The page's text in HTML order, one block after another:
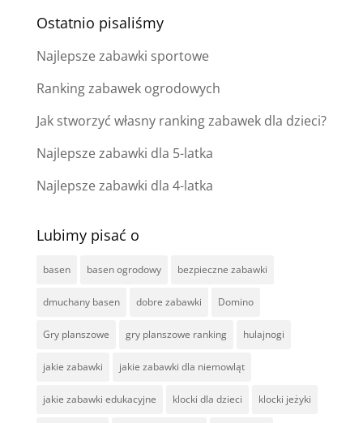
Ostatnio pisaliśmy
Najlepsze zabawki sportowe
Ranking zabawek ogrodowych
Jak stworzyć własny ranking zabawek dla dzieci?
Najlepsze zabawki dla 5-latka
Najlepsze zabawki dla 4-latka
Lubimy pisać o
basen basen ogrodowy bezpieczne zabawki
dmuchany basen dobre zabawki Domino
Gry planszowe gry planszowe ranking hulajnogi
jakie zabawki jakie zabawki dla niemowląt
jakie zabawki edukacyjne klocki dla dzieci klocki jeżyki